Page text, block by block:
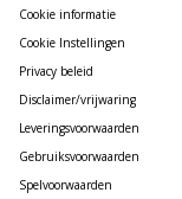
Cookie informatie
Cookie Instellingen
Privacy beleid
Disclaimer/vrijwaring
Leveringsvoorwaarden
Gebruiksvoorwaarden
Spelvoorwaarden